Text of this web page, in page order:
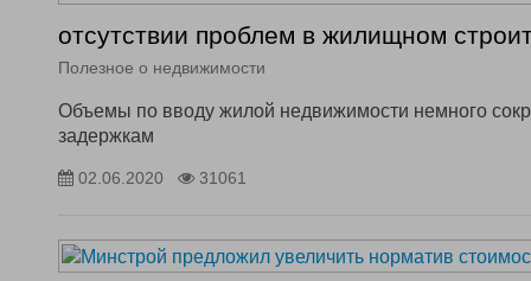
отсутствии проблем в жилищном
Полезное о недвижимости
Объемы по вводу жилой недвижимости немного
задержкам
02.06.2020 31061